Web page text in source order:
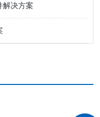
解决方案